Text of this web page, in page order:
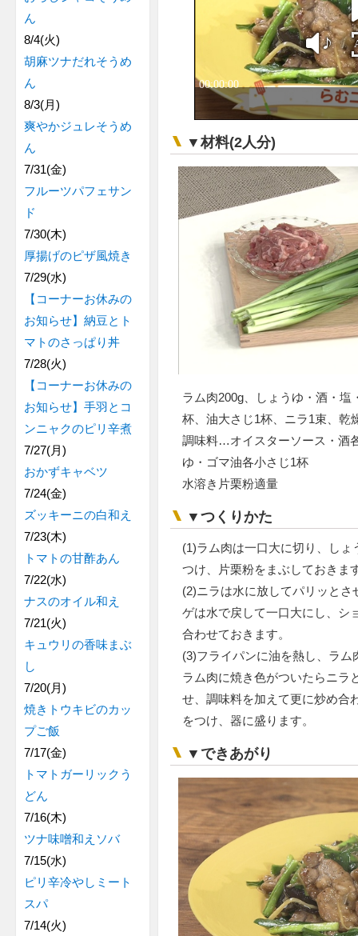
▼材料(2人分)
ラム肉200g、しょうゆ・酒・
杯、油大さじ1杯、ニラ1束、乾
調味料…オイスターソース・酒
ゆ・ゴマ油各小さじ1杯
水溶き片栗粉適量
▼つくりかた
(1)ラム肉は一口大に切り、し
つけ、片栗粉をまぶしておきま
(2)ニラは水に放してパリッと
ゲは水で戻して一口大にし、シ
合わせておきます。
(3)フライパンに油を熱し、ラ
ラム肉に焼き色がついたらニラ
せ、調味料を加えて更に炒め合
をつけ、器に盛ります。
▼できあがり
ん
8/4(火)
胡麻ツナだれそうめ
ん
8/3(月)
爽やかジュレそうめ
ん
7/31(金)
フルーツパフェサン
ド
7/30(木)
厚揚げのピザ風焼き
7/29(水)
【コーナーお休みの
お知らせ】納豆とト
マトのさっぱり丼
7/28(火)
【コーナーお休みの
お知らせ】手羽とコ
ンニャクのピリ辛煮
7/27(月)
おかずキャベツ
7/24(金)
ズッキーニの白和え
7/23(木)
トマトの甘酢あん
7/22(水)
ナスのオイル和え
7/21(火)
キュウリの香味まぶ
し
7/20(月)
焼きトウキビのカッ
プご飯
7/17(金)
トマトガーリックう
どん
7/16(木)
ツナ味噌和えソバ
7/15(水)
ピリ辛冷やしミート
スパ
7/14(火)